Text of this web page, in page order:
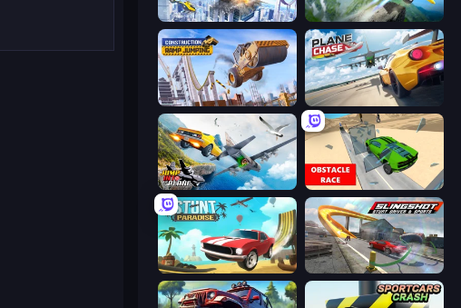
Ship Ramp Jumping Crazy Plane Landing
Construction Ramp Jumping Plane Chase
Jump Into The Plane Obstacle Race: Destroying Simulator!
Stunt Paradise Slingshot Stunt Driver & Sport